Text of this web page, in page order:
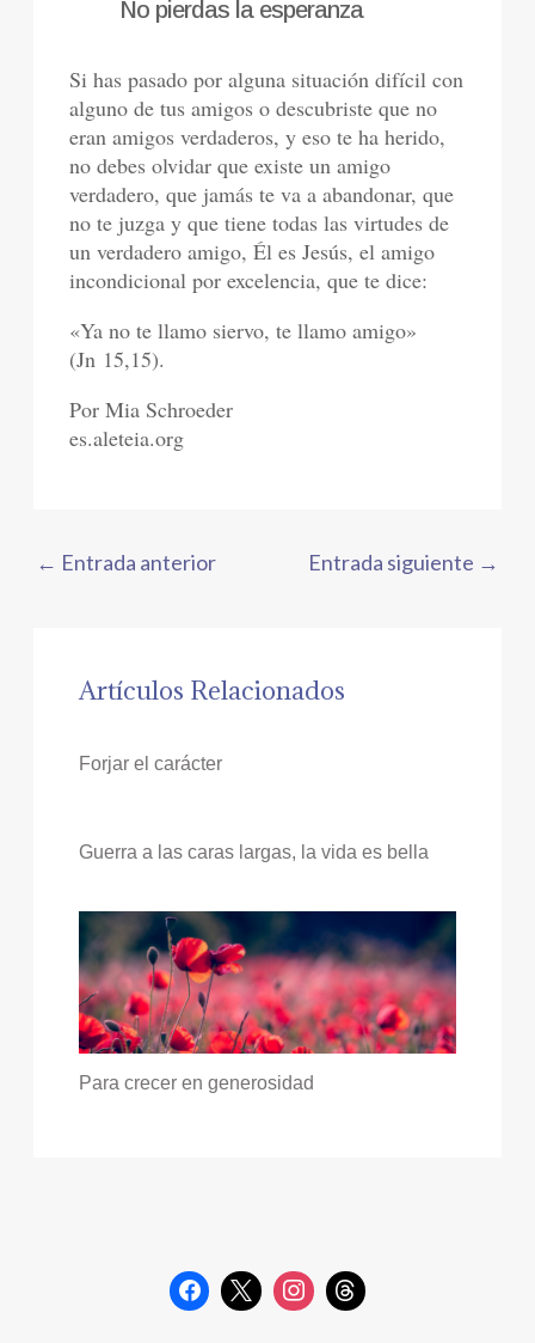
No pierdas la esperanza
Si has pasado por alguna situación difícil con
alguno de tus amigos o descubriste que no
eran amigos verdaderos, y eso te ha herido,
no debes olvidar que existe un amigo
verdadero, que jamás te va a abandonar, que
no te juzga y que tiene todas las virtudes de
un verdadero amigo, Él es Jesús, el amigo
incondicional por excelencia, que te dice:
«Ya no te llamo siervo, te llamo amigo»
(Jn 15,15).
Por Mia Schroeder
es.aleteia.org
← Entrada anterior Entrada siguiente →
Artículos Relacionados
Forjar el carácter
Guerra a las caras largas, la vida es bella
Para crecer en generosidad